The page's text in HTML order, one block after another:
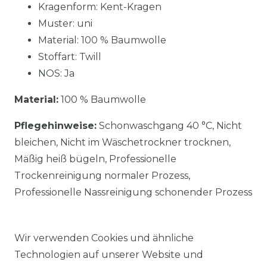
Kragenform: Kent-Kragen
Muster: uni
Material: 100 % Baumwolle
Stoffart: Twill
NOS: Ja
Material: 100 % Baumwolle
Pflegehinweise: Schonwaschgang 40 °C, Nicht
bleichen, Nicht im Wäschetrockner trocknen,
Mäßig heiß bügeln, Professionelle
Trockenreinigung normaler Prozess,
Professionelle Nassreinigung schonender Prozess
Wir verwenden Cookies und ähnliche
Technologien auf unserer Website und